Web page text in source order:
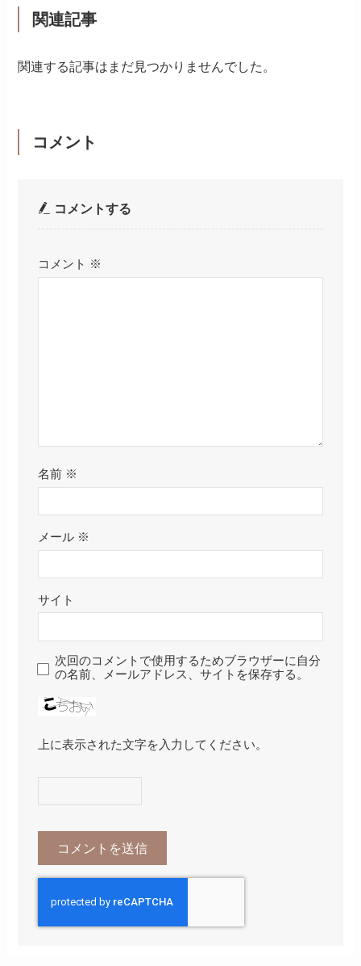
関連記事
関連する記事はまだ見つかりませんでした。
コメント
コメントする
コメント ※
名前 ※
メール ※
サイト
次回のコメントで使用するためブラウザーに自分
の名前、メールアドレス、サイトを保存する。
上に表示された文字を入力してください。